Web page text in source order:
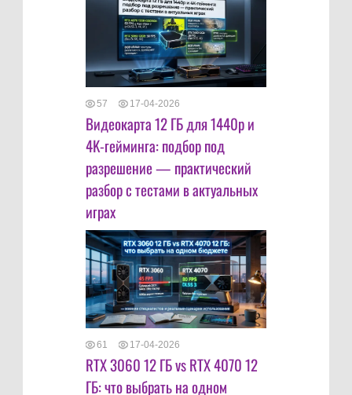
57 17-04-2026
Видеокарта 12 ГБ для 1440p и
4K-гейминга: подбор под
разрешение — практический
разбор с тестами в актуальных
играх
61 17-04-2026
RTX 3060 12 ГБ vs RTX 4070 12
ГБ: что выбрать на одном